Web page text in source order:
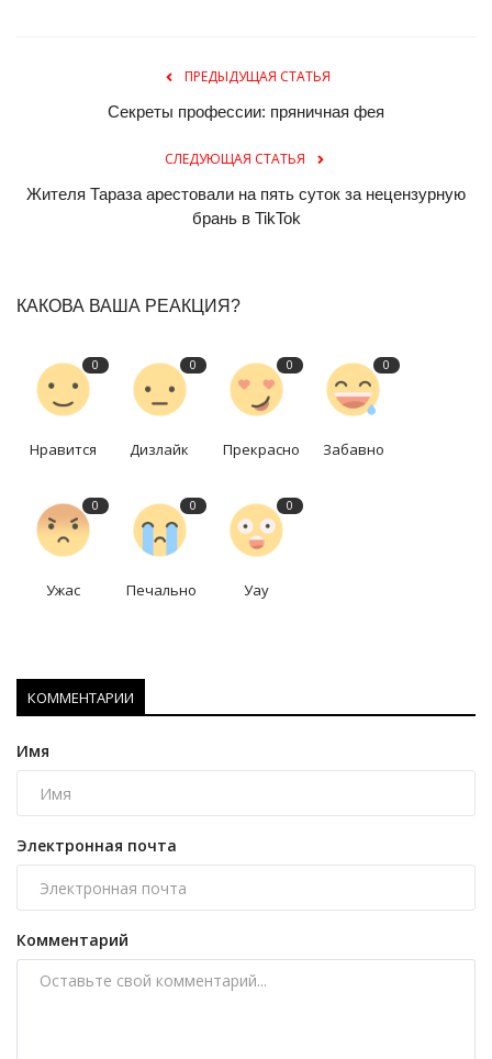
ПРЕДЫДУЩАЯ СТАТЬЯ
Секреты профессии: пряничная фея
СЛЕДУЮЩАЯ СТАТЬЯ
Жителя Тараза арестовали на пять суток за нецензурную
брань в TikTok
КАКОВА ВАША РЕАКЦИЯ?
0
Нравится
0
Дизлайк
0
Прекрасно
0
Забавно
0
Ужас
0
Печально
0
Уау
КОММЕНТАРИИ
Имя
Электронная почта
Комментарий